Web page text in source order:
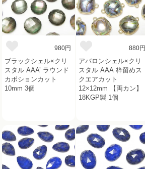
980円
ブラックシェル×クリ
スタル AAA’ ラウンド
カボションカット
10mm 3個
880円
アバロンシェル×クリ
スタル AAA 枠留めス
クエアカット
12×12mm 【両カン】
18KGP製 1個